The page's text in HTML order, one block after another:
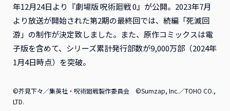
年12月24日より『劇場版 呪術廻戦 0』が公開。2023年7月
より放送が開始された第2期の最終回では、続編「死滅回
游」の制作が決定致しました。また、原作コミックスは電
子版を含めて、シリーズ累計発行部数が9,000万部（2024年
1月4日時点）を突破。
©芥見下々／集英社・呪術廻戦製作委員会 ©Sumzap, Inc.／TOHO CO.,
LTD.